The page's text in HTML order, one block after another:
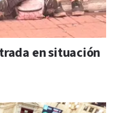
en situación